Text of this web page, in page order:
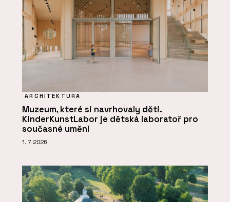
ARCHITEKTURA
Muzeum, které si navrhovaly děti.
KinderKunstLabor je dětská laboratoř pro
současné umění
1. 7. 2026